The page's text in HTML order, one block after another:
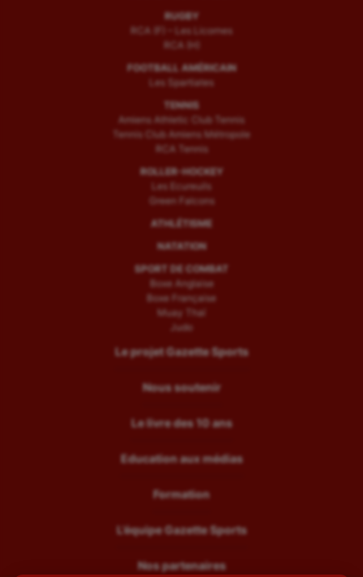
RUGBY
RCA (F) – Les Licornes
RCA (H)
FOOTBALL AMÉRICAIN
Les Spartiates
TENNIS
Amiens Athletic Club Tennis
Tennis Club Amiens Métropole
RCA Tennis
ROLLER-HOCKEY
Les Ecureuils
Green Falcons
ATHLÉTISME
NATATION
SPORT DE COMBAT
Boxe Anglaise
Boxe Française
Muay Thaï
Judo
Le projet Gazette Sports
Nous soutenir
Le livre des 10 ans
Education aux médias
Formation
L’équipe Gazette Sports
Nos partenaires